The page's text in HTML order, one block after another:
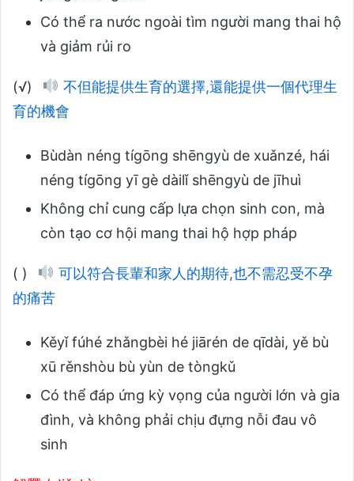
Có thể ra nước ngoài tìm người mang thai hộ
và giảm rủi ro
(√)
不但能提供生育的選擇,還能提供一個代理生
育的機會
Bùdàn néng tígōng shēngyù de xuǎnzé, hái
néng tígōng yī gè dàilǐ shēngyù de jīhuì
Không chỉ cung cấp lựa chọn sinh con, mà
còn tạo cơ hội mang thai hộ hợp pháp
( )
可以符合長輩和家人的期待,也不需忍受不孕
的痛苦
Kěyǐ fúhé zhǎngbèi hé jiārén de qīdài, yě bù
xū rěnshòu bù yùn de tòngkǔ
Có thể đáp ứng kỳ vọng của người lớn và gia
đình, và không phải chịu đựng nỗi đau vô
sinh